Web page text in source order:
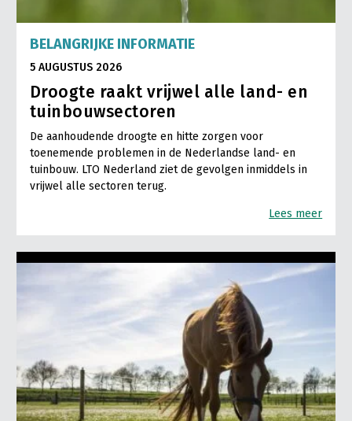
BELANGRIJKE INFORMATIE
5 AUGUSTUS 2026
Droogte raakt vrijwel alle land- en
tuinbouwsectoren
De aanhoudende droogte en hitte zorgen voor
toenemende problemen in de Nederlandse land- en
tuinbouw. LTO Nederland ziet de gevolgen inmiddels in
vrijwel alle sectoren terug.
Lees meer